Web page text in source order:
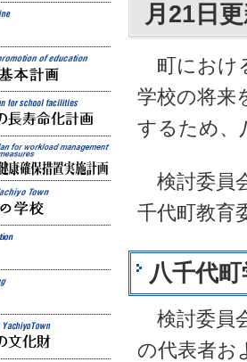
教育大綱
教育振興基本計画
学校施設の長寿命化計
八千代町の学校
生涯学習
八千代町の文化財
月21日
町におけ
学校の将来
するため、
検討委員
千代町教育
八千代
検討委員
の代表者お